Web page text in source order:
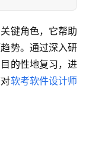
键角色，它帮助
势。通过深入研
的性地复习，进
软考软件设计师